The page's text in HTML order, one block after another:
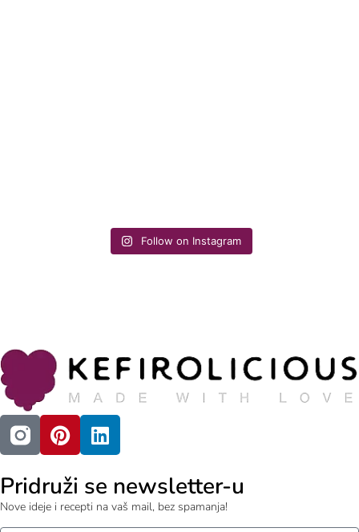
Follow on Instagram
Pridruži se newsletter-u
Nove ideje i recepti na vaš mail, bez spamanja!